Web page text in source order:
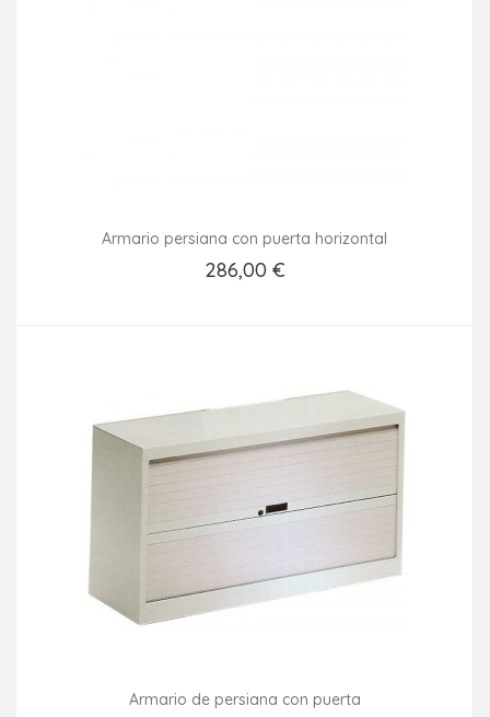
Armario persiana con puerta horizontal
286,00 €
Armario de persiana con puerta